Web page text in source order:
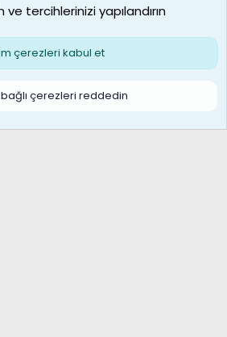
S
tercihlerinizi yapılandırın
çerezleri kabul et
çerezleri reddedin